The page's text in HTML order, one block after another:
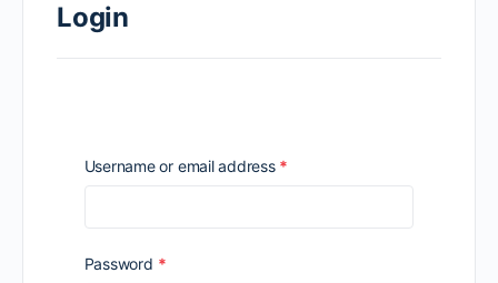
Login
Username or email address *
Password *Required